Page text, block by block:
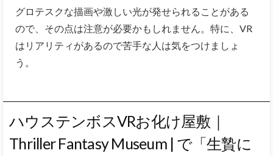
グロテスクな描画や激しい光が発せられることがある
ので、その点は注意が必要かもしれません。特に、VR
はリアリティがあるので苦手な人は気をつけましょ
う。
ハウステンボスVRお化け屋敷｜
Thriller Fantasy Museum | で「生贄に